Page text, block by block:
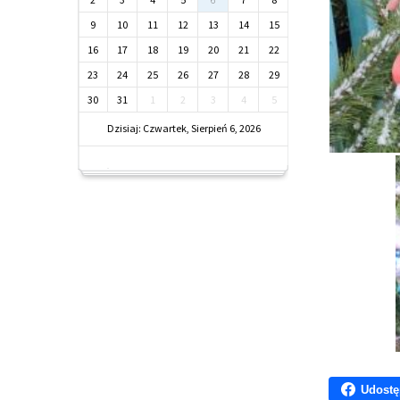
9
10 11 12 13 14
15
16
17 18 19 20 21
22
23
24 25 26 27 28
29
30
31 1 2 3 4 5
Dzisiaj: Czwartek, Sierpień 6, 2026